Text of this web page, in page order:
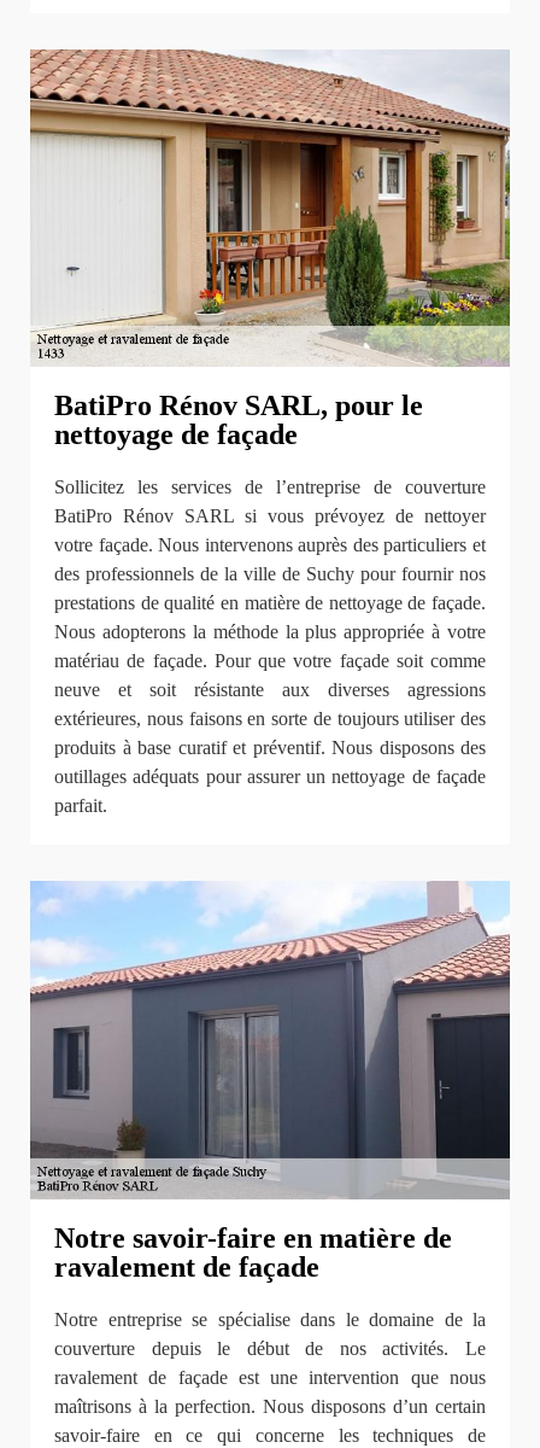
BatiPro Rénov SARL, pour le
nettoyage de façade
Sollicitez les services de l’entreprise de couverture
BatiPro Rénov SARL si vous prévoyez de nettoyer
votre façade. Nous intervenons auprès des particuliers et
des professionnels de la ville de Suchy pour fournir nos
prestations de qualité en matière de nettoyage de façade.
Nous adopterons la méthode la plus appropriée à votre
matériau de façade. Pour que votre façade soit comme
neuve et soit résistante aux diverses agressions
extérieures, nous faisons en sorte de toujours utiliser des
produits à base curatif et préventif. Nous disposons des
outillages adéquats pour assurer un nettoyage de façade
parfait.
Notre savoir-faire en matière de
ravalement de façade
Notre entreprise se spécialise dans le domaine de la
couverture depuis le début de nos activités. Le
ravalement de façade est une intervention que nous
maîtrisons à la perfection. Nous disposons d’un certain
savoir-faire en ce qui concerne les techniques de